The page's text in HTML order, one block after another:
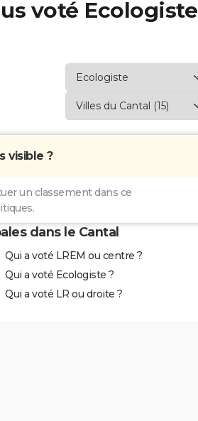
voté Ecologiste
visible ?
un classement dans ce
dans le Cantal
Qui a voté LREM ou centre ?
Qui a voté Ecologiste ?
Qui a voté LR ou droite ?